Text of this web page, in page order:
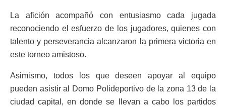
La afición acompañó con entusiasmo cada jugada
reconociendo el esfuerzo de los jugadores, quienes con
talento y perseverancia alcanzaron la primera victoria en
este torneo amistoso.
Asimismo, todos los que deseen apoyar al equipo
pueden asistir al Domo Polideportivo de la zona 13 de la
ciudad capital, en donde se llevan a cabo los partidos